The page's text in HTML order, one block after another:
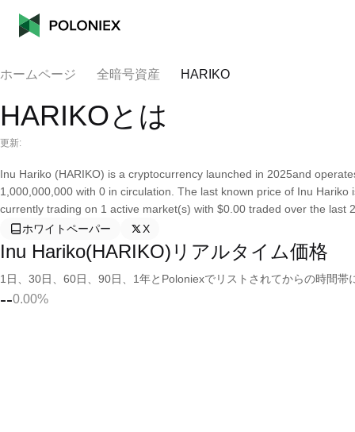
ホームページ 全暗号資産 HARIKO
HARIKOとは
更新:
Inu Hariko (HARIKO) is a cryptocurrency launched in 2025and
1,000,000,000 with 0 in circulation. The last known price of Inu
currently trading on 1 active market(s) with $0.00 traded over the
ホワイトペーパー
X
Inu Hariko(HARIKO)リアルタイム価格
1日、30日、60日、90日、1年とPoloniexでリストされてからの時間
--0.00%